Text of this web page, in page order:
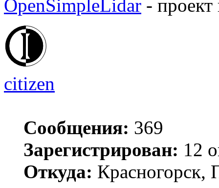
OpenSimpleLidar - проект
citizen
Сообщения: 369
Зарегистрирован: 12
Откуда: Красногорск,